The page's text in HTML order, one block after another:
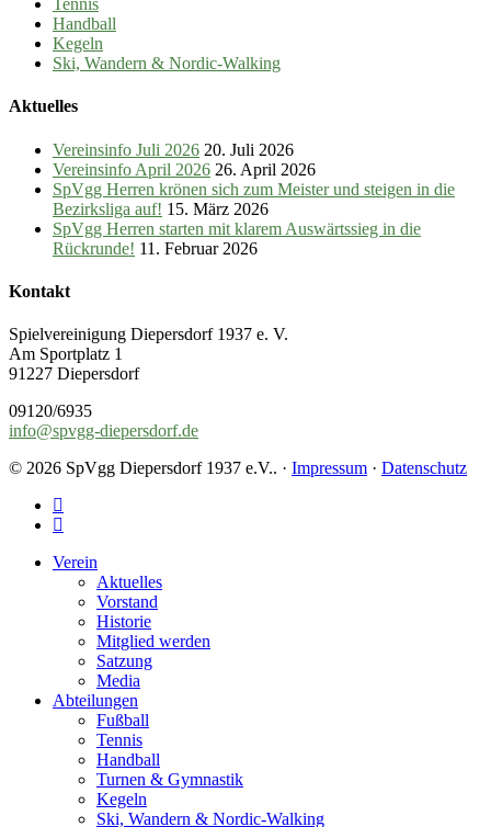
Tennis
Handball
Kegeln
Ski, Wandern & Nordic-Walking
Aktuelles
Vereinsinfo Juli 2026 20. Juli 2026
Vereinsinfo April 2026 26. April 2026
SpVgg Herren krönen sich zum Meister und steigen in die
Bezirksliga auf! 15. März 2026
SpVgg Herren starten mit klarem Auswärtssieg in die
Rückrunde! 11. Februar 2026
Kontakt
Spielvereinigung Diepersdorf 1937 e. V.
Am Sportplatz 1
91227 Diepersdorf
09120/6935
info@spvgg-diepersdorf.de
© 2026 SpVgg Diepersdorf 1937 e.V.. · Impressum · Datenschutz
facebook
instagram
Close
Verein
Aktuelles
Vorstand
Historie
Mitglied werden
Satzung
Media
Abteilungen
Fußball
Tennis
Handball
Turnen & Gymnastik
Kegeln
Ski, Wandern & Nordic-Walking